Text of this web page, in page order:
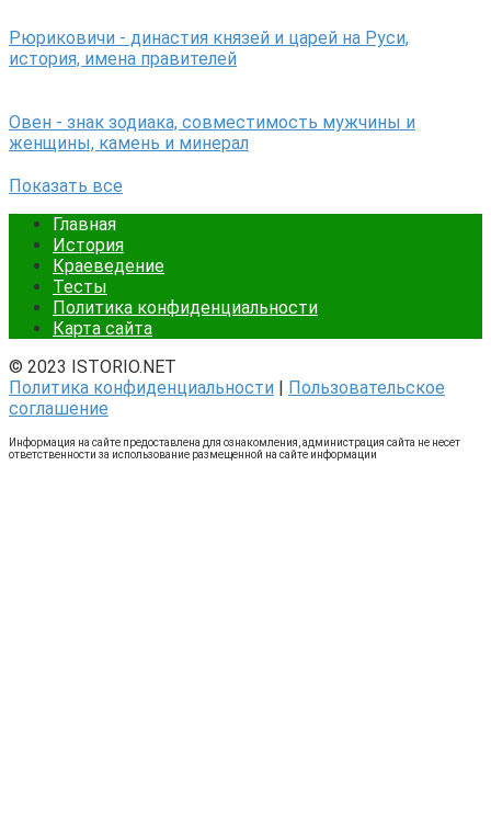
Рюриковичи - династия князей и царей на Руси,
история, имена правителей
Овен - знак зодиака, совместимость мужчины и
женщины, камень и минерал
Показать все
Главная
История
Краеведение
Тесты
Политика конфиденциальности
Карта сайта
© 2023 ISTORIO.NET
Политика конфиденциальности | Пользовательское
соглашение
Информация на сайте предоставлена для ознакомления, администрация сайта не несет
ответственности за использование размещенной на сайте информации